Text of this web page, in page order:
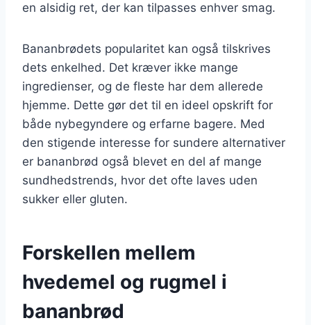
en alsidig ret, der kan tilpasses enhver smag.
Bananbrødets popularitet kan også tilskrives
dets enkelhed. Det kræver ikke mange
ingredienser, og de fleste har dem allerede
hjemme. Dette gør det til en ideel opskrift for
både nybegyndere og erfarne bagere. Med
den stigende interesse for sundere alternativer
er bananbrød også blevet en del af mange
sundhedstrends, hvor det ofte laves uden
sukker eller gluten.
Forskellen mellem
hvedemel og rugmel i
bananbrød